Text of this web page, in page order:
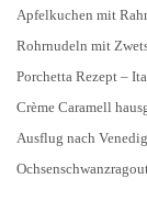
Apfelkuchen mit
Rohrnudeln mit
Porchetta Rezept –
Crème Caramell
Ausflug nach